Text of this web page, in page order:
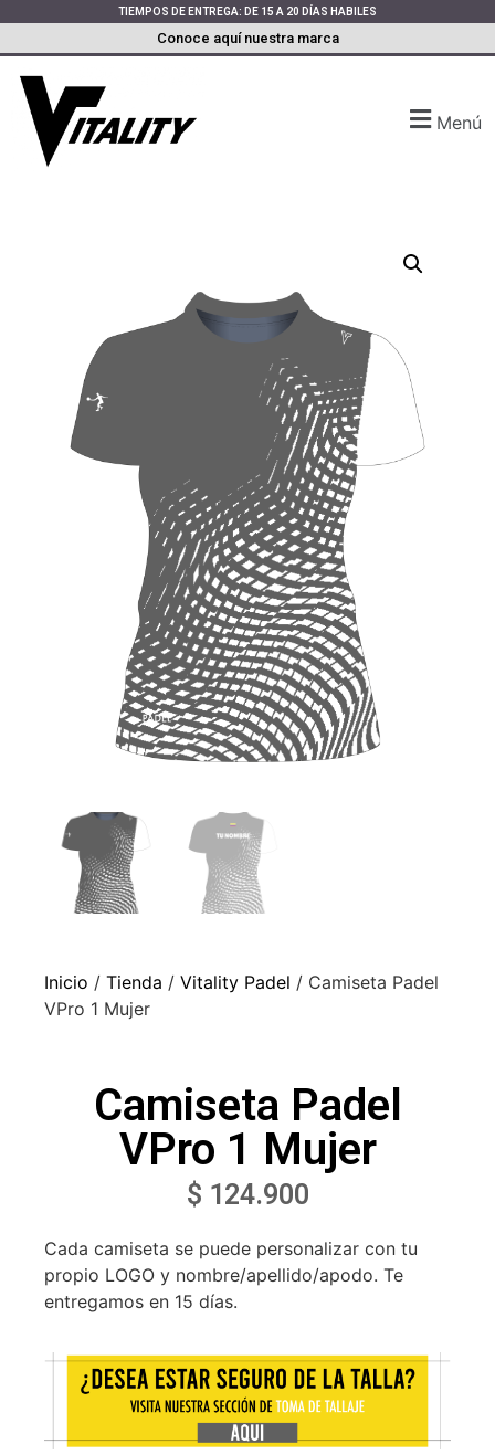
TIEMPOS DE ENTREGA: DE 15 A 20 DÍAS HABILES
Conoce aquí nuestra marca
Menú
Inicio / Tienda / Vitality Padel / Camiseta Padel
VPro 1 Mujer
Camiseta Padel
VPro 1 Mujer
$ 124.900
Cada camiseta se puede personalizar con tu
propio LOGO y nombre/apellido/apodo. Te
entregamos en 15 días.